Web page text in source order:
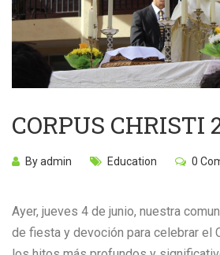
CORPUS CHRISTI
By admin Education 0
Ayer, jueves 4 de junio, nuestra
de fiesta y devoción para celebrar el